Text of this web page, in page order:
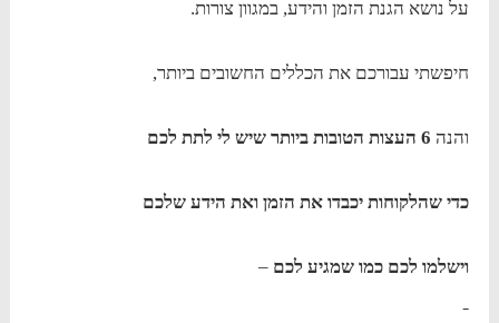
על נושא הגנת הזמן והידע, במגוון צורות.
חיפשתי עבורכם את הכללים החשובים ביותר,
והנה 6 העצות הטובות ביותר שיש לי לתת לכם
כדי שהלקוחות יכבדו את הזמן ואת הידע שלכם
וישלמו לכם כמו שמגיע לכם –